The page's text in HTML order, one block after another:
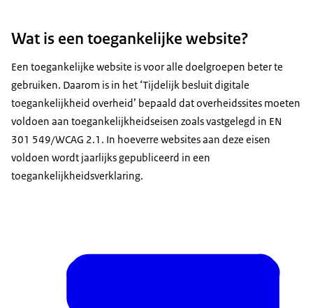
Wat is een toegankelijke website?
Een toegankelijke website is voor alle doelgroepen beter te
gebruiken. Daarom is in het ‘Tijdelijk besluit digitale
toegankelijkheid overheid’ bepaald dat overheidssites moeten
voldoen aan toegankelijkheidseisen zoals vastgelegd in EN
301 549/WCAG 2.1. In hoeverre websites aan deze eisen
voldoen wordt jaarlijks gepubliceerd in een
toegankelijkheidsverklaring.